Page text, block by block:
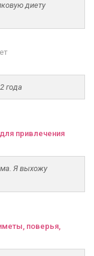
диету
года
привлечения
Я выхожу
поверья,